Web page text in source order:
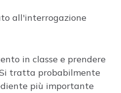
all'interrogazione
in classe e prendere
tratta probabilmente
più importante